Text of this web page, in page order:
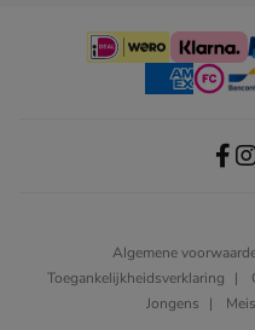
Algemene
Toegankelijkheidsverklaring
Jongens